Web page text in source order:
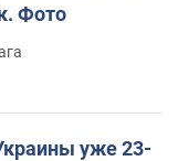
Фото
уже 23-